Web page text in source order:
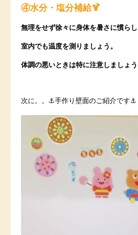
④水分・塩分補給🍹
無理をせず徐々に身体を暑さに慣らし
室内でも温度を測りましょう。
体調の悪いときは特に注意しましょう
次に。。⚓️手作り壁面のご紹介です⚓️